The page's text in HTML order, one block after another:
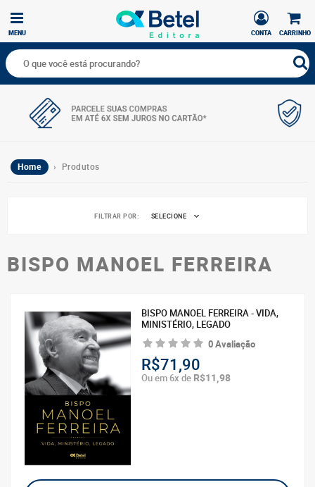
CARRINHO
CONTA
MENU
Home › Produtos
FILTRAR POR: SELECIONE
BISPO MANOEL FERREIRA
BISPO MANOEL FERREIRA - VIDA,
MINISTÉRIO, LEGADO
0 Avaliação
R$71,90
Ou em 6x de R$11,98